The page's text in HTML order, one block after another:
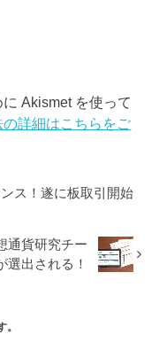
Akismet を使って
詳細はこちらをご
ス！遂に板取引開始
通貨研究チー
選出される！